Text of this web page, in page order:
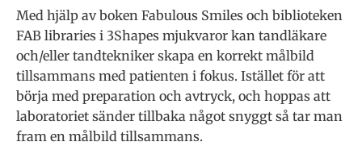
Med hjälp av boken Fabulous Smiles och biblioteken
FAB libraries i 3Shapes mjukvaror kan tandläkare
och/eller tandtekniker skapa en korrekt målbild
tillsammans med patienten i fokus. Istället för att
börja med preparation och avtryck, och hoppas att
laboratoriet sänder tillbaka något snyggt så tar man
fram en målbild tillsammans.